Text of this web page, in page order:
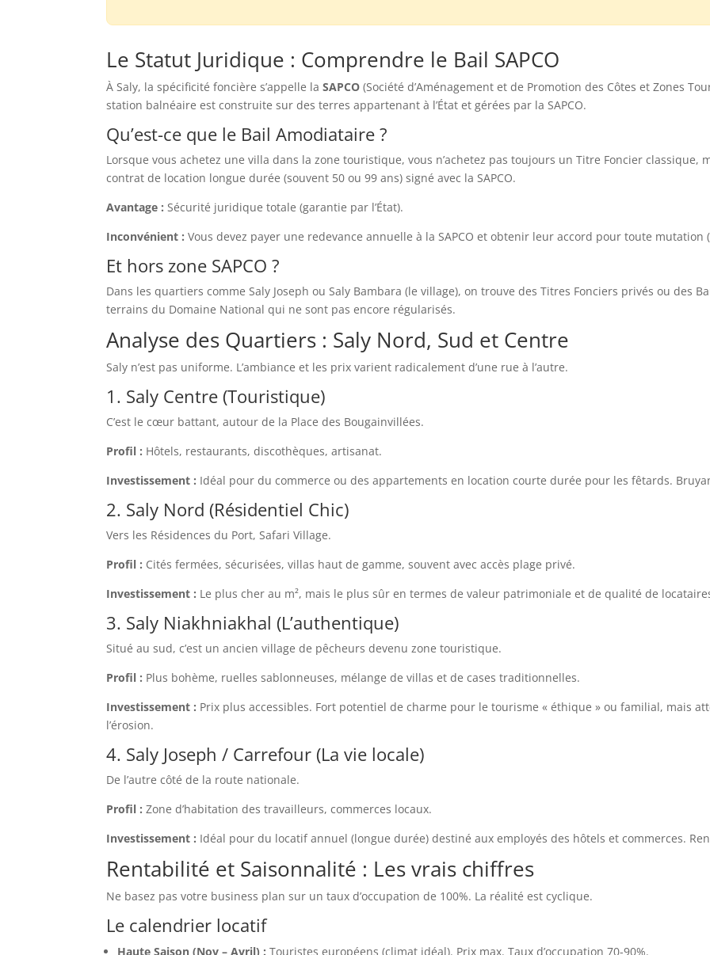
Le Statut Juridique : Comprendre le Bail SAPCO
À Saly, la spécificité foncière s’appelle laSAPCO (Société d’Aménagement et de Promotion des Côtes et Zones
station balnéaire est construite sur des terres appartenant à l’État et gérées par la SAPCO.
Qu’est-ce que le Bail Amodiataire ?
Lorsque vous achetez une villa dans la zone touristique, vous n’achetez pas toujours un Titre Foncier classique,
contrat de location longue durée (souvent 50 ou 99 ans) signé avec la SAPCO.
Avantage : Sécurité juridique totale (garantie par l’État).
Inconvénient : Vous devez payer une redevance annuelle à la SAPCO et obtenir leur accord pour toute mutation
Et hors zone SAPCO ?
Dans les quartiers comme Saly Joseph ou Saly Bambara (le village), on trouve des Titres Fonciers privés ou des
terrains du Domaine National qui ne sont pas encore régularisés.
Analyse des Quartiers : Saly Nord, Sud et Centre
Saly n’est pas uniforme. L’ambiance et les prix varient radicalement d’une rue à l’autre.
1. Saly Centre (Touristique)
C’est le cœur battant, autour de la Place des Bougainvillées.
Profil : Hôtels, restaurants, discothèques, artisanat.
Investissement : Idéal pour du commerce ou des appartements en location courte durée pour les fêtards.
2. Saly Nord (Résidentiel Chic)
Vers les Résidences du Port, Safari Village.
Profil : Cités fermées, sécurisées, villas haut de gamme, souvent avec accès plage privé.
Investissement : Le plus cher au m², mais le plus sûr en termes de valeur patrimoniale et de qualité de
3. Saly Niakhniakhal (L’authentique)
Situé au sud, c’est un ancien village de pêcheurs devenu zone touristique.
Profil : Plus bohème, ruelles sablonneuses, mélange de villas et de cases traditionnelles.
Investissement : Prix plus accessibles. Fort potentiel de charme pour le tourisme « éthique » ou familial, mais
l’érosion.
4. Saly Joseph / Carrefour (La vie locale)
De l’autre côté de la route nationale.
Profil : Zone d’habitation des travailleurs, commerces locaux.
Investissement : Idéal pour du locatif annuel (longue durée) destiné aux employés des hôtels et commerces.
Rentabilité et Saisonnalité : Les vrais chiffres
Ne basez pas votre business plan sur un taux d’occupation de 100%. La réalité est cyclique.
Le calendrier locatif
Haute Saison (Nov – Avril) : Touristes européens (climat idéal). Prix max. Taux d’occupation 70-90%.